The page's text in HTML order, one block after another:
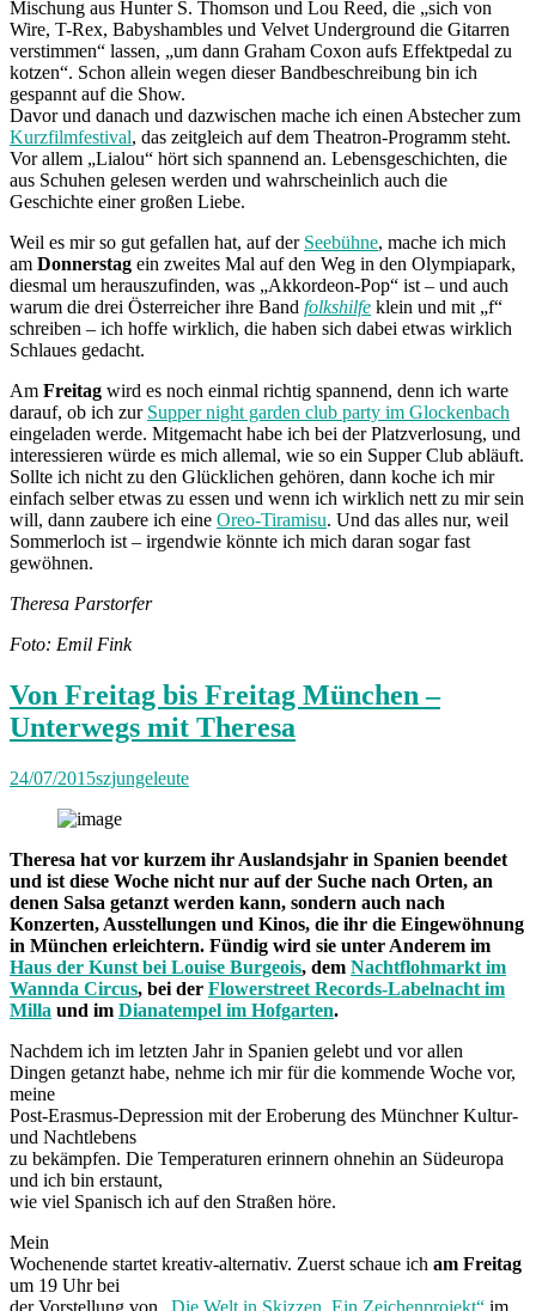
Mischung aus Hunter S. Thomson und Lou Reed, die „sich von
Wire, T-Rex, Babyshambles und Velvet Underground die Gitarren
verstimmen“ lassen, „um dann Graham Coxon aufs Effektpedal zu
kotzen“. Schon allein wegen dieser Bandbeschreibung bin ich
gespannt auf die Show.
Davor und danach und dazwischen mache ich einen Abstecher zum
Kurzfilmfestival, das zeitgleich auf dem Theatron-Programm steht.
Vor allem „Lialou“ hört sich spannend an. Lebensgeschichten, die
aus Schuhen gelesen werden und wahrscheinlich auch die
Geschichte einer großen Liebe.
Weil es mir so gut gefallen hat, auf der Seebühne, mache ich mich
am Donnerstag ein zweites Mal auf den Weg in den Olympiapark,
diesmal um herauszufinden, was „Akkordeon-Pop“ ist – und auch
warum die drei Österreicher ihre Band folkshilfe klein und mit „f“
schreiben – ich hoffe wirklich, die haben sich dabei etwas wirklich
Schlaues gedacht.
Am Freitag wird es noch einmal richtig spannend, denn ich warte
darauf, ob ich zur Supper night garden club party im Glockenbach
eingeladen werde. Mitgemacht habe ich bei der Platzverlosung, und
interessieren würde es mich allemal, wie so ein Supper Club abläuft.
Sollte ich nicht zu den Glücklichen gehören, dann koche ich mir
einfach selber etwas zu essen und wenn ich wirklich nett zu mir sein
will, dann zaubere ich eine Oreo-Tiramisu. Und das alles nur, weil
Sommerloch ist – irgendwie könnte ich mich daran sogar fast
gewöhnen.
Theresa Parstorfer
Foto: Emil Fink
Von Freitag bis Freitag München –
Unterwegs mit Theresa
24/07/2015szjungeleute
Theresa hat vor kurzem ihr Auslandsjahr in Spanien beendet
und ist diese Woche nicht nur auf der Suche nach Orten, an
denen Salsa getanzt werden kann, sondern auch nach
Konzerten, Ausstellungen und Kinos, die ihr die Eingewöhnung
in München erleichtern. Fündig wird sie unter Anderem im
Haus der Kunst bei Louise Burgeois, dem Nachtflohmarkt im
Wannda Circus, bei der Flowerstreet Records-Labelnacht im
Milla und im Dianatempel im Hofgarten.
Nachdem ich im letzten Jahr in Spanien gelebt und vor allen
Dingen getanzt habe, nehme ich mir für die kommende Woche vor,
meine
Post-Erasmus-Depression mit der Eroberung des Münchner Kultur-
und Nachtlebens
zu bekämpfen. Die Temperaturen erinnern ohnehin an Südeuropa
und ich bin erstaunt,
wie viel Spanisch ich auf den Straßen höre.
Mein
Wochenende startet kreativ-alternativ. Zuerst schaue ich am Freitag
um 19 Uhr bei
der Vorstellung von „Die Welt in Skizzen. Ein Zeichenprojekt“ im